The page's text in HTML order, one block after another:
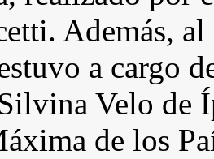
Además,
a cargo
Velo de
de los